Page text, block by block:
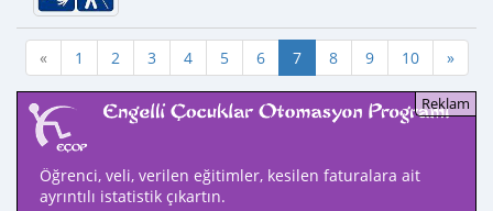
« 1 2 3 4 5 6 7 8 9 10 »
Öğrenci, veli, verilen eğitimler, kesilen faturalara ait
ayrıntılı istatistik çıkartın.